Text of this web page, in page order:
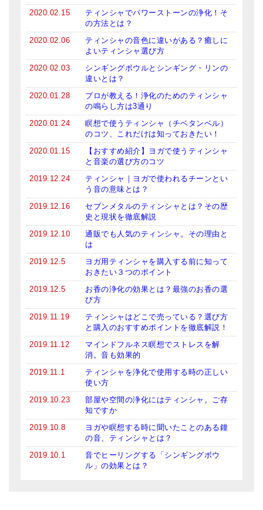
LINEお友だち登録
お客様の声
ブログ
2020.02.15
ティンシャでパワーストーンの浄化！そ
の方法とは？
2020.02.06
ティンシャの音色に違いがある？癒しに
よいティンシャ選び方
2020.02.03
シンギングボウルとシンギング・リンの
違いとは？
2020.01.28
プロが教える！浄化のためのティンシャ
の鳴らし方は3通り
2020.01.24
瞑想で使うティンシャ（チベタンベル）
のコツ、これだけは知っておきたい！
2020.01.15
【おすすめ紹介】ヨガで使うティンシャ
と音楽の選び方のコツ
2019.12.24
ティンシャ｜ヨガで使われるチーンとい
う音の意味とは？
2019.12.16
セブンメタルのティンシャとは？その歴
史と現状を徹底解説
2019.12.10
通販でも人気のティンシャ。その理由と
は
2019.12.5
ヨガ用ティンシャを購入する前に知って
おきたい３つのポイント
2019.12.5
お香の浄化の効果とは？最強のお香の選
び方
2019.11.19
ティンシャはどこで売っている？選び方
と購入のおすすめポイントを徹底解説！
2019.11.12
マインドフルネス瞑想でストレスを解
消。音も効果的
2019.11.1
ティンシャを浄化で使用する時の正しい
使い方
2019.10.23
部屋や空間の浄化にはティンシャ。ご存
知ですか
2019.10.8
ヨガや瞑想する時に聞いたことのある鐘
の音、ティンシャとは？
2019.10.1
音でヒーリングする「シンギングボウ
ル」の効果とは？